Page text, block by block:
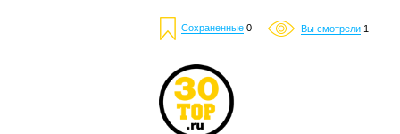
Сохраненные 0 Вы смотрели 1